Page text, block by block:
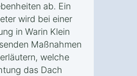
ab. Ein
wird bei einer
in Warin Klein
Maßnahmen
welche
das Dach